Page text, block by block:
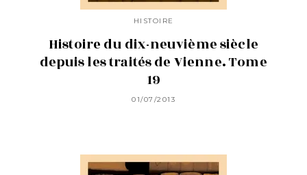
HISTOIRE
Histoire du dix-neuvième siècle
depuis les traités de Vienne. Tome
19
01/07/2013